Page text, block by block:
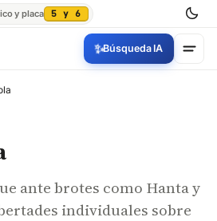
y placa 5 y 6
✨Búsqueda IA
ante brotes como Hanta y
individuales sobre